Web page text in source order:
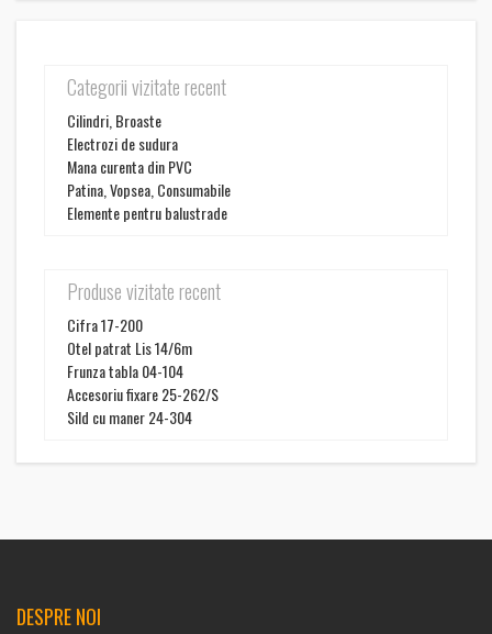
Categorii vizitate recent
Cilindri, Broaste
Electrozi de sudura
Mana curenta din PVC
Patina, Vopsea, Consumabile
Elemente pentru balustrade
Produse vizitate recent
Cifra 17-200
Otel patrat Lis 14/6m
Frunza tabla 04-104
Accesoriu fixare 25-262/S
Sild cu maner 24-304
DESPRE NOI